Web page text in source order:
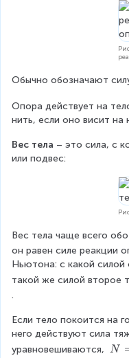
м
}
{
с
^
2
Обычно обозначают
Опора действует на
нить, если оно висит на
Вес тела – это сила, с
или подвес:
Вес тела чаще всего
он равен силе реакции
Ньютона: с какой силой
такой же силой второе
.
Если тело покоится на
него действуют сила
уравновешиваются, N
N